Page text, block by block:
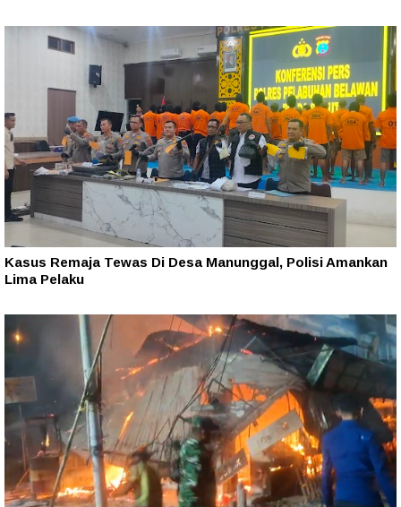
Kasus Remaja Tewas Di Desa Manunggal, Polisi Amankan
Lima Pelaku